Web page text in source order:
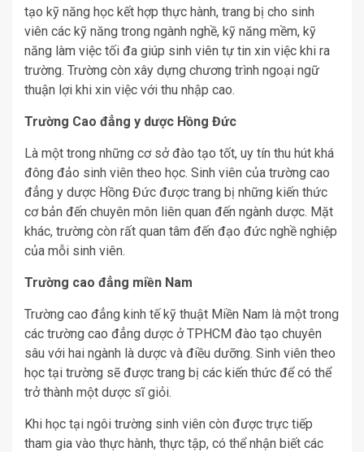
tạo kỹ năng học kết hợp thực hành, trang bị cho sinh
viên các kỹ năng trong ngành nghề, kỹ năng mềm, kỹ
năng làm việc tối đa giúp sinh viên tự tin xin việc khi ra
trường. Trường còn xây dựng chương trình ngoại ngữ
thuận lợi khi xin việc với thu nhập cao.
Trường Cao đẳng y dược Hồng Đức
Là một trong những cơ sở đào tạo tốt, uy tín thu hút khá
đông đảo sinh viên theo học. Sinh viên của trường cao
đẳng y dược Hồng Đức được trang bị những kiến thức
cơ bản đến chuyên môn liên quan đến ngành dược. Mặt
khác, trường còn rất quan tâm đến đạo đức nghề nghiệp
của mỗi sinh viên.
Trường cao đẳng miền Nam
Trường cao đẳng kinh tế kỹ thuật Miền Nam là một trong
các trường cao đẳng dược ở TPHCM đào tạo chuyên
sâu với hai ngành là dược và điều dưỡng. Sinh viên theo
học tại trường sẽ được trang bị các kiến thức để có thể
trở thành một dược sĩ giỏi.
Khi học tại ngôi trường sinh viên còn được trực tiếp
tham gia vào thực hành, thực tập, có thể nhận biết các